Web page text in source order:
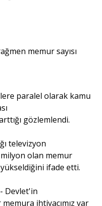
paralel olarak kamu
arttığı gözlemlendi.
televizyon
milyon olan memur
yükseldiğini ifade etti.
Devlet'in
ihtiyacımız var